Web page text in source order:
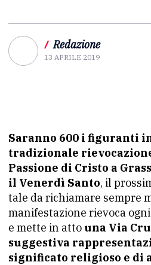
/ Redazione
13 APRILE 2019
Saranno 600 i figuranti
tradizionale
Passione di Cristo a
il Venerdì Santo, il
tale da richiamare sempre
manifestazione rievoca
e mette in atto una Via
suggestiva
significato religioso e di